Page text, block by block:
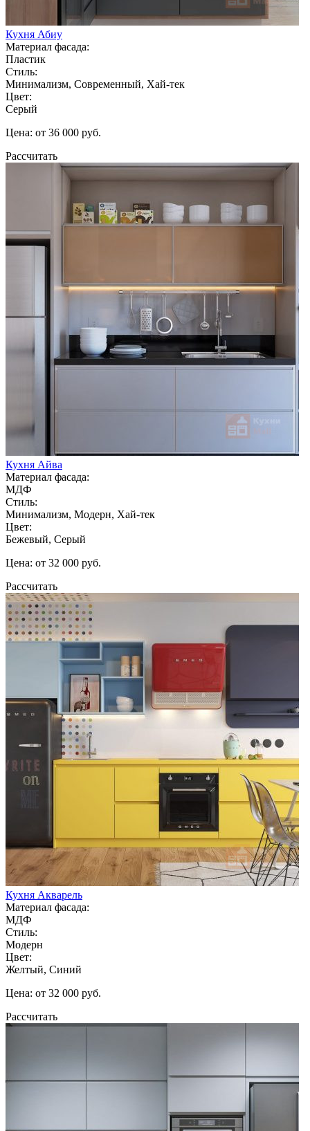
Кухня Абиу
Материал фасада:
Пластик
Стиль:
Минимализм, Современный, Хай-тек
Цвет:
Серый
Цена: от 36 000 руб.
Рассчитать
Кухня Айва
Материал фасада:
МДФ
Стиль:
Минимализм, Модерн, Хай-тек
Цвет:
Бежевый, Серый
Цена: от 32 000 руб.
Рассчитать
Кухня Акварель
Материал фасада:
МДФ
Стиль:
Модерн
Цвет:
Желтый, Синий
Цена: от 32 000 руб.
Рассчитать